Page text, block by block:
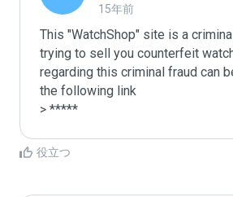
15年前
This "WatchShop" site is a
trying to sell you counterfeit
regarding this criminal fraud can
the following link
> *****
役立つ